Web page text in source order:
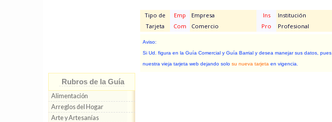
Rubros de la Guía
Alimentación
Arreglos del Hogar
Arte y Artesanías
Tipo de
Tarjeta
Emp Empresa Ins Institución
Com
Comercio Pro Profesional
Aviso:
Si Ud. figura en la Guía Comercial y Guía Barrial y desea manejar sus datos, pues
nuestra vieja tarjeta web dejando solo su nueva tarjeta en vigencia.